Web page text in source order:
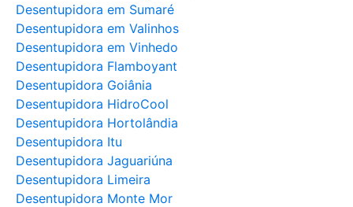
Desentupidora em Sumaré
Desentupidora em Valinhos
Desentupidora em Vinhedo
Desentupidora Flamboyant
Desentupidora Goiânia
Desentupidora HidroCool
Desentupidora Hortolândia
Desentupidora Itu
Desentupidora Jaguariúna
Desentupidora Limeira
Desentupidora Monte Mor